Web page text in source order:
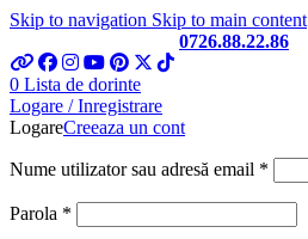
Skip to navigation Skip to main content
0726.88.22.86
0 Lista de dorinte
Logare / Inregistrare
LogareCreeaza un cont
Nume utilizator sau adresă email *
Parola *